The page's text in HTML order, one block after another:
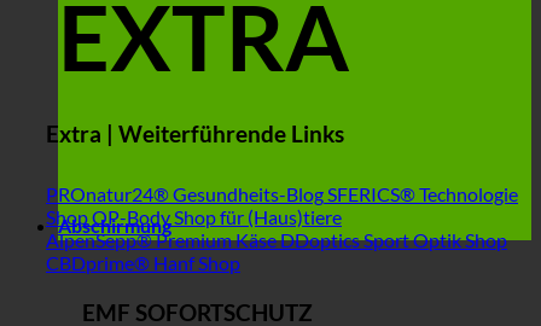
EXTRA
Extra | Weiterführende Links
PROnatur24® Gesundheits-Blog SFERICS® Technologie
ShopOP-Body Shop für (Haus)tiere
AlpenSepp® Premium KäseDDoptics Sport Optik Shop
CBDprime® Hanf Shop
Abschirmung
EMF SOFORTSCHUTZ